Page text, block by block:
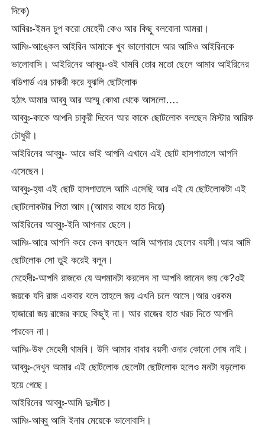
দিকে)
আবিরঃ-ইমন চুপ করো মেহেদী কেও আর কিছু বলবোনা আমরা।
আমিঃ-আঙ্কেল আইরিন আমাকে খুব ভালোবাসে আর আমিও আইরিনকে
ভালোবাসি। আইরিনের আব্বুঃ-ওই থামবি তোর মতো ছেলে আমার আইরিনের
বডিগার্ড এর চাকরী করে বুঝলি ছোটলোক
হঠাৎ আমার আব্বু আর আম্মু কোথা থেকে আসলো….
আব্বুঃ-কাকে আপনি চাকুরী দিবেন আর কাকে ছোটলোক বলছেন মিস্টার আরিফ
চৌধুরী।
আইরিনের আব্বুঃ- আরে ভাই আপনি এখানে এই ছোট হাসপাতালে আপনি
এসেছেন।
আব্বুঃ-হ্যা এই ছোট হাসপাতালে আমি এসেছি আর এই যে ছোটলোকটা এই
ছোটলোকটার পিতা আম।(আমার কাধে হাত দিয়ে)
আইরিনের আব্বুঃ-ইনি আপনার ছেলে।
আমিঃ-আরে আপনি করে কেন বলছেন আমি আপনার ছেলের বয়সী।আর আমি
ছোটলোক সো তুই করেই বলুন।
মেহেদীঃ-আপনি রাজকে যে অপমানটা করলেন না আপনি জানেন জয় কে?ওই
জয়কে যদি রাজ একবার বলে তাহলে জয় এখনি চলে আসে।আর ওরকম
হাজারো জয় রাজের কাছে কিছুই না। আর রাজের হাত খরচ দিতে আপনি
পারবেন না।
আমিঃ-উফ মেহেদী থামবি। উনি আমার বাবার বয়সী ওনার কোনো দোষ নাই।
আব্বুঃ-দেখুন আমার এই ছোটলোক ছেলেটা ছোটলোক হলেও মনটা বড়লোক
হয়ে গেছে।
আইরিনের আব্বুঃ-আমি দুঃখীত।
আমিঃ-আব্বু আমি ইনার মেয়েকে ভালোবাসি।